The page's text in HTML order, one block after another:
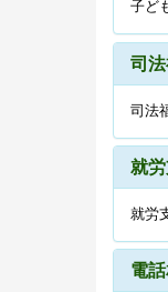
子ど
司
司法
就
就労
電